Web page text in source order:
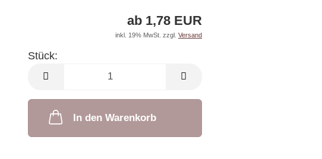
ab 1,78 EUR
inkl. 19% MwSt. zzgl. Versand
Stück:
Stück
In den Warenkorb